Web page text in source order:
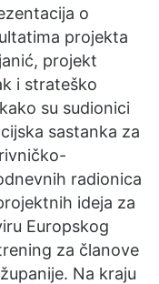
o
projekta
projekt
i strateško
su sudionici
sastanka za
radionica
ideja za
Europskog
za članove
Na kraju